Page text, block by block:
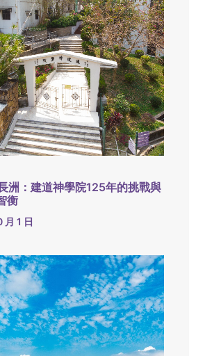
洲：建道神學院125年的挑戰與
衡
月 1 日